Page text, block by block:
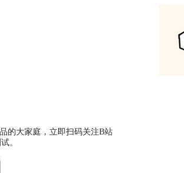
的大家庭，立即扫码关注B站
。